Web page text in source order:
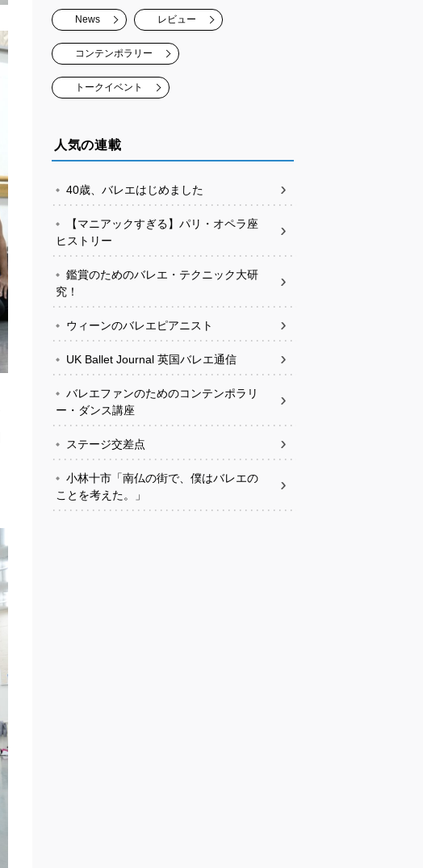
News レビュー
コンテンポラリー
トークイベント
人気の連載
40歳、バレエはじめました
【マニアックすぎる】パリ・オペラ座
ヒストリー
鑑賞のためのバレエ・テクニック大研
究！
ウィーンのバレエピアニスト
UK Ballet Journal 英国バレエ通信
バレエファンのためのコンテンポラリ
ー・ダンス講座
ステージ交差点
小林十市「南仏の街で、僕はバレエの
ことを考えた。」